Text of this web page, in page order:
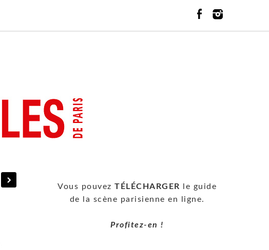
Vous pouvez TÉLÉCHARGER le guide
de la scène parisienne en ligne.
Profitez-en !